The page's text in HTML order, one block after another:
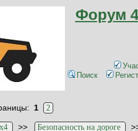
Форум
Поиск
1 2
>> Безопасность на дороге